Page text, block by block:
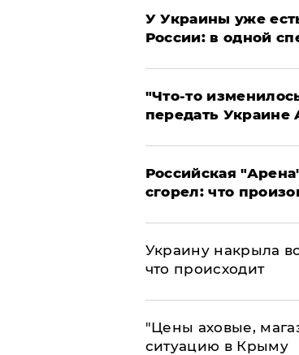
У Украины уже
России: в одной
​"Что-то
передать Украине
​Российская
сгорел: что
​Украину накрыла
что происходит
​"Цены аховые,
ситуацию в Крыму